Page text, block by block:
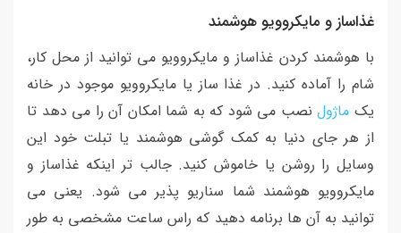
غذاساز و مایکروویو هوشمند
با هوشمند کردن غذاساز و مایکروویو می توانید از محل کار،
شام را آماده کنید. در غذا ساز یا مایکروویو موجود در خانه
یک ماژولنصب می شود که به شما امکان آن را می دهد تا
از هر جای دنیا به کمک گوشی هوشمند یا تبلت خود این
وسایل را روشن یا خاموش کنید. جالب تر اینکه غذاساز و
مایکروویو هوشمند شما سناریو پذیر می شود. یعنی می
توانید به آن ها برنامه دهید که راس ساعت مشخصی به طور